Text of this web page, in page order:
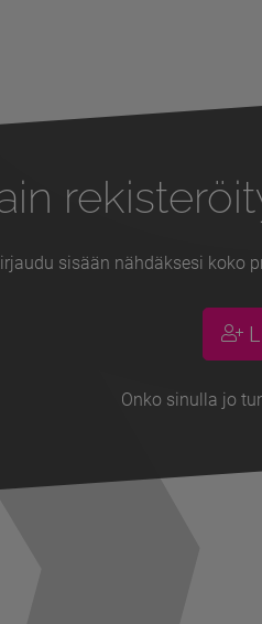
sisään nähdäksesi koko
Onko sinulla jo